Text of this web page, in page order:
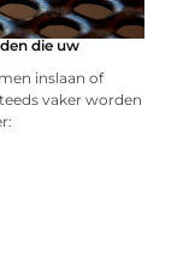
die uw
inslaan of
vaker worden